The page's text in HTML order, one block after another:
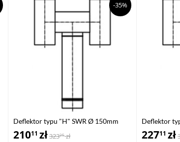
-35%
Deflektor typu "H" SWR Ø 150mm
ocynk
21011 zł32325 zł
Deflektor
ocynk
22711 zł